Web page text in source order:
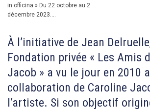
in officina » Du 22 octobre au 2
décembre 2023....
À l’initiative de Jean
Fondation privée « Les Amis
Jacob » a vu le jour en 2010
collaboration de Caroline
l’artiste. Si son objectif